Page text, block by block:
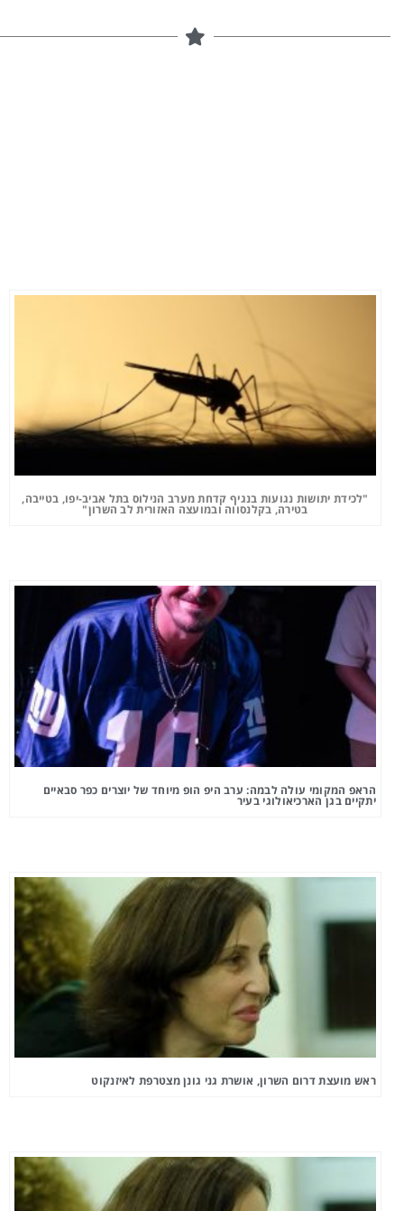
"לכידת יתושות נגועות בנגיף קדחת מערב הנילוס בתל אביב-יפו, בטייבה,
בטירה, בקלנסווה ובמועצה האזורית לב השרון"
הראפ המקומי עולה לבמה: ערב היפ הופ מיוחד של יוצרים כפר סבאיים
יתקיים בגן הארכיאולוגי בעיר
ראש מועצת דרום השרון, אושרת גני גונן מצטרפת לאיזנקוט